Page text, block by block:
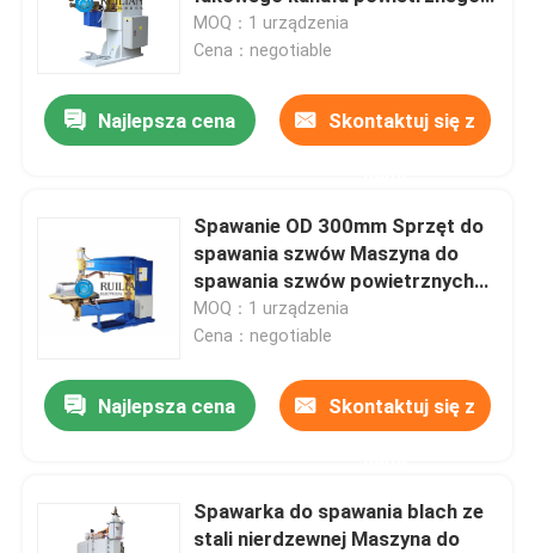
Dom
Łączność
Zgrzewarka do szwów oporowych
Zgrzewarka do szwów prostych
30KVA
MOQ：1 urządzenia
Cena：negotiable
Najlepsza cena Skontaktuj się z
Spawanie OD 300mm Sprzęt do
spawania szwów Maszyna do
spawania szwów powietrznych
30KVA
MOQ：1 urządzenia
Cena：negotiable
Najlepsza cena Skontaktuj się z
Spawarka do spawania blach ze
stali nierdzewnej Maszyna do